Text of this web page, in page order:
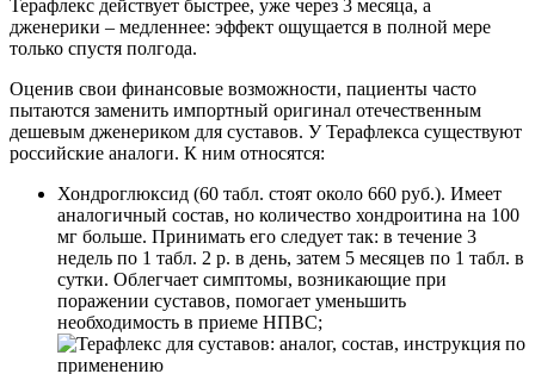
Терафлекс действует быстрее, уже через 3 месяца, а
дженерики – медленнее: эффект ощущается в полной мере
только спустя полгода.
Оценив свои финансовые возможности, пациенты часто
пытаются заменить импортный оригинал отечественным
дешевым дженериком для суставов. У Терафлекса существуют
российские аналоги. К ним относятся:
Хондроглюксид (60 табл. стоят около 660 руб.). Имеет
аналогичный состав, но количество хондроитина на 100
мг больше. Принимать его следует так: в течение 3
недель по 1 табл. 2 р. в день, затем 5 месяцев по 1 табл. в
сутки. Облегчает симптомы, возникающие при
поражении суставов, помогает уменьшить
необходимость в приеме НПВС;